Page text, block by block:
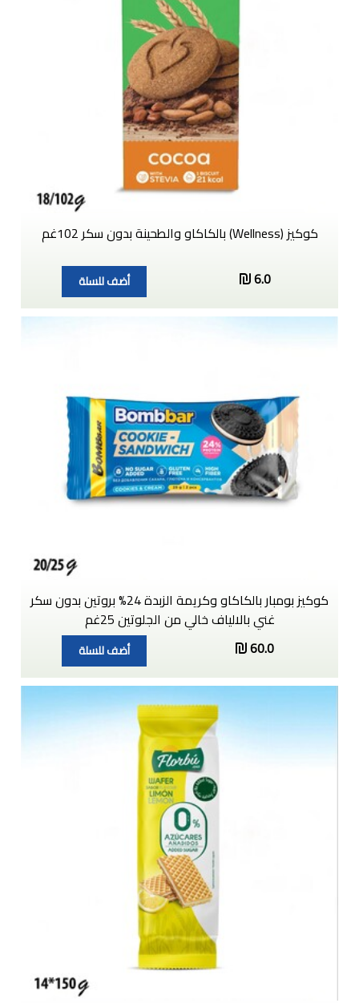
كوكيز (Wellness) بالكاكاو والطحينة بدون سكر 102غم
6.0
أضف للسلة
كوكيز بومبار بالكاكاو وكريمة الزبدة 24% بروتين بدون سكر
غني بالالياف خالي من الجلوتين 25غم
60.0
أضف للسلة